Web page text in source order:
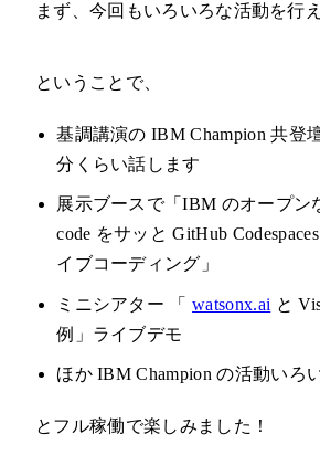
まず、今回もいろいろな活動を行
ということで、
基調講演の IBM Champion 共登
分くらい話します
展示ブースで「IBM のオープン
code をサッと GitHub
イブコーディング」
ミニシアター 「watsonx.ai と
例」ライブデモ
ほか IBM Champion の活動いろ
とフル稼働で楽しみました！